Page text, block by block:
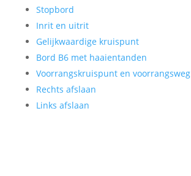
Stopbord
Inrit en uitrit
Gelijkwaardige kruispunt
Bord B6 met haaientanden
Voorrangskruispunt en voorrangsweg
Rechts afslaan
Links afslaan